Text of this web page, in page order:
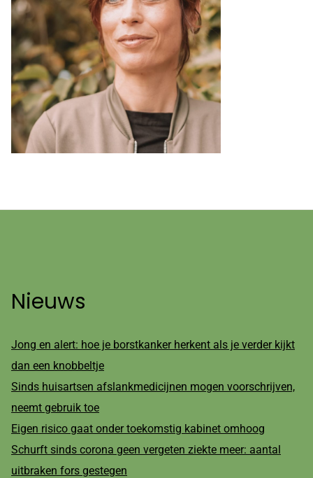
Nieuws
Jong en alert: hoe je borstkanker herkent als je verder kijkt
dan een knobbeltje
Sinds huisartsen afslankmedicijnen mogen voorschrijven,
neemt gebruik toe
Eigen risico gaat onder toekomstig kabinet omhoog
Schurft sinds corona geen vergeten ziekte meer: aantal
uitbraken fors gestegen